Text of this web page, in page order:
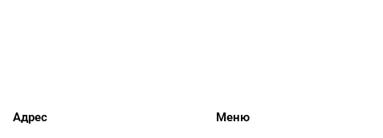
Адрес Меню